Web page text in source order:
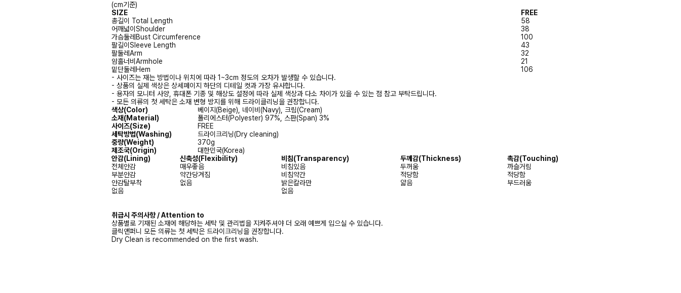
(cm기준)
SIZE
FREE
총길이 Total Length
58
어깨넓이 Shoulder
38
가슴둘레 Bust Circumference
100
팔길이 Sleeve Length
43
팔둘레Arm
32
암홀너비 Armhole
21
밑단둘레 Hem
106
- 사이즈는 재는 방법이나 위치에 따라 1~3cm 정도의 오차가 발생할 수 있습니다.
- 상품의 실제 색상은 상세페이지 하단의 디테일 컷과 가장 유사합니다.
- 용자의 모니터 사양, 휴대폰 기종 및 해상도 설정에 따라 실제 색상과 다소 차이가 있을 수 있는 점 참고 부탁드립니다.
- 모든 의류의 첫 세탁은 소재 변형 방지를 위해 드라이클리닝을 권장합니다.
색상(Color)
베이지(Beige), 네이비(Navy), 크림(Cream)
소재(Material)
폴리에스터(Polyester) 97%, 스판(Span) 3%
사이즈(Size)
FREE
세탁방법(Washing)
드라이크리닝(Dry cleaning)
중량(Weight)
370g
제조국(Origin)
대한민국(Korea)
안감(Lining) 신축성(Flexibility) 비침(Transparency) 두께감(Thickness) 촉감(Touching)
전체안감
매우좋음 비침있음 두꺼움
까슬거림
부분안감
약간당겨짐 비침약간 적당함
적당함
안감탈부착
없음 밝은칼라만 얇음
부드러움
없음
없음
취급시 주의사항 / Attention to
상품별로 기재된 소재에 해당하는 세탁 및 관리법을 지켜주셔야 더 오래 예쁘게 입으실 수 있습니다.
클릭앤퍼니 모든 의류는 첫 세탁은 드라이크리닝을 권장합니다.
Dry Clean is recommended on the first wash.